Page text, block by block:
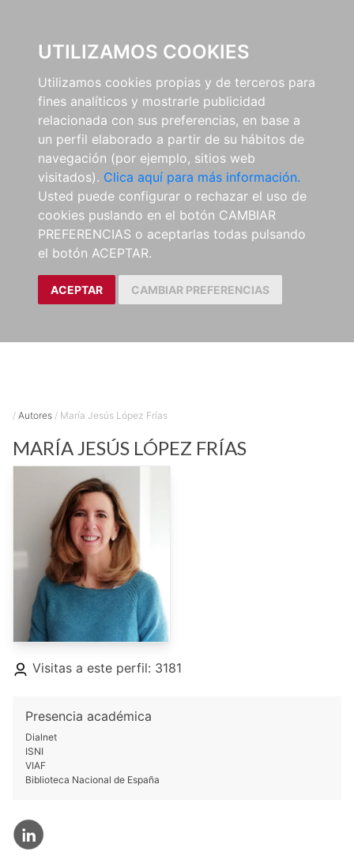
UTILIZAMOS COOKIES
Utilizamos cookies propias y de terceros para
fines analíticos y mostrarle publicidad
relacionada con sus preferencias, en base a
un perfil elaborado a partir de su hábitos de
navegación (por ejemplo, sitios web
visitados). Clica aquí para más información.
Usted puede configurar o rechazar el uso de
cookies puslando en el botón CAMBIAR
PREFERENCIAS o aceptarlas todas pulsando
el botón ACEPTAR.
ACEPTAR CAMBIAR PREFERENCIAS
/ Autores / María Jesús López Frías
MARÍA JESÚS LÓPEZ FRÍAS
Visitas a este perfil: 3181
Presencia académica
Dialnet
ISNI
VIAF
Biblioteca Nacional de España